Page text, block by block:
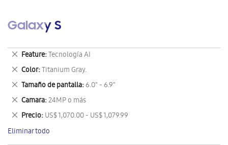
Galaxy S
Feature Tecnología AI
Eliminar
este
artículo
Color Titanium Gray.
Eliminar
este
artículo
Tamaño de pantalla 6.0" - 6.9"
Eliminar
este
artículo
Camara 24MP o más
Eliminar
este
artículo
Precio US$ 1,070.00 - US$ 1,079.99
Eliminar
este
artículo
Eliminar todo